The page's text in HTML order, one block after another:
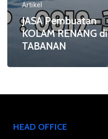
Artikel
JASA Pembuatan
KOLAM RENANG di
TABANAN
HEAD OFFICE